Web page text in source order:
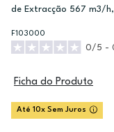
de Extracção 567 m3/
F103000
0/5 -
Ficha do Produto
Até 10x Sem Juros